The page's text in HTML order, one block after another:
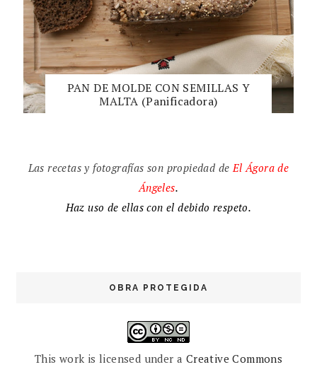
PAN DE MOLDE CON SEMILLAS Y
MALTA (Panificadora)
Las recetas y fotografías son propiedad deElÁgora de
Ángeles.
Haz uso de ellas con el debido respeto.
OBRA PROTEGIDA
This work is licensed under a Creative Commons